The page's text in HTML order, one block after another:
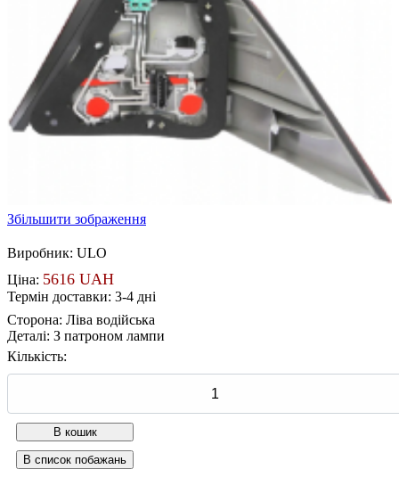
Збільшити зображення
Виробник: ULO
Ціна: 5616 UAH
Термін доставки: 3-4 дні
Сторона: Ліва водійська
Деталі: З патроном лампи
Кількість: